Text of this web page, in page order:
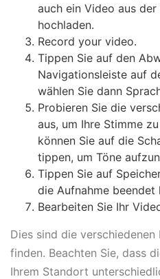
auch ein Video aus
hochladen.
Record your video.
Tippen Sie auf den
Navigationsleiste auf
wählen Sie dann
Probieren Sie die
aus, um Ihre Stimme
können Sie auf die
tippen, um Töne
Tippen Sie auf
die Aufnahme beendet
Bearbeiten Sie Ihr
Dies sind die
finden. Beachten Sie, dass
Ihrem Standort